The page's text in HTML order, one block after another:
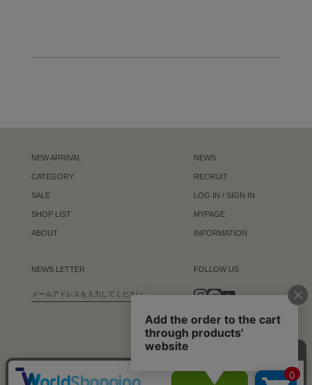
NEW ARRIVAL
CATEGORY
SALE
SHOP LIST
ABOUT
NEWS LETTER
NEWS
RECRUIT
LOG IN / SIGN IN
MYPAGE
INFORMATION
FOLLOW US